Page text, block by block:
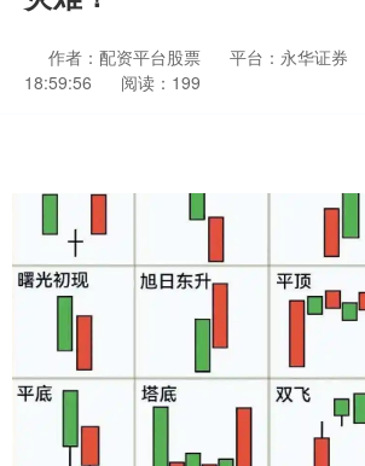
作者：配资平台股票 平台：永华证券
18:59:56
阅读：199